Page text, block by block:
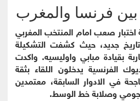
فرنسا والمغرب
صعب امام المنتخب المغربي
جديد، حيث كشفت التشكيلة
بقيادة مبابي واوليسيه. واكدت
الفرنسية يدخلون اللقاء بثقة
في الادوار السابقة، معتمدين
وصلابة خط الوسط.